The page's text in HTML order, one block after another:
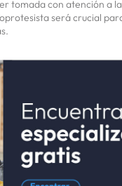
tomada con atención a
será crucial